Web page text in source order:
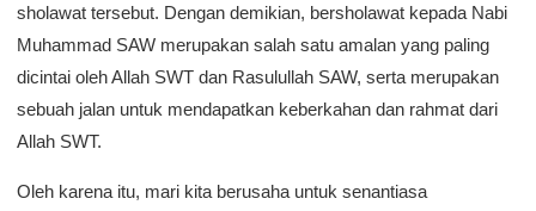
sholawat tersebut. Dengan demikian, bersholawat kepada Nabi
Muhammad SAW merupakan salah satu amalan yang paling
dicintai oleh Allah SWT dan Rasulullah SAW, serta merupakan
sebuah jalan untuk mendapatkan keberkahan dan rahmat dari
Allah SWT.
Oleh karena itu, mari kita berusaha untuk senantiasa